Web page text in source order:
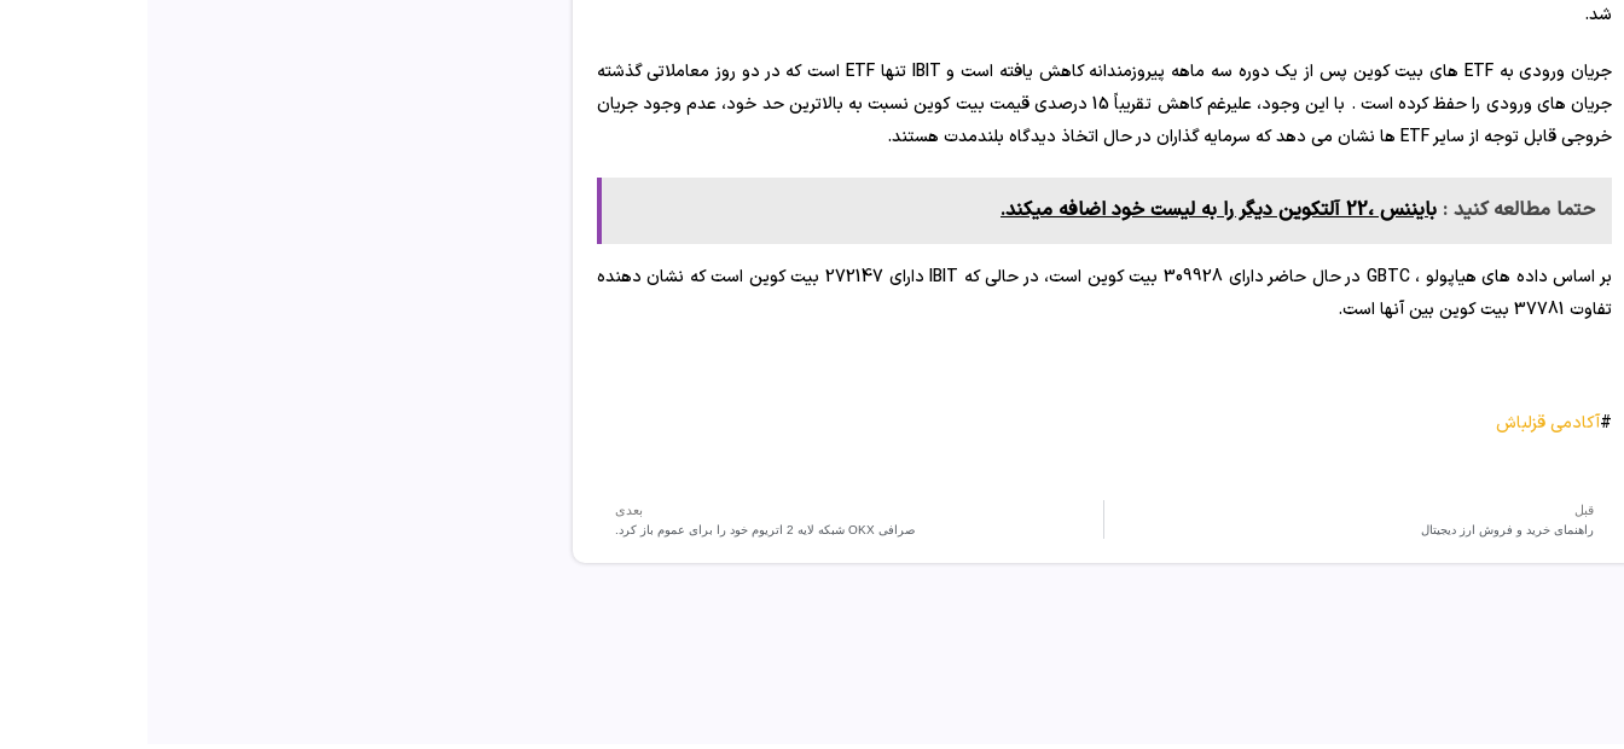
شد.
جریان ورودی به ETF های بیت کوین پس از یک دوره سه ماهه پیروزمندانه کاهش یافته است و IBIT تنها ETF است که در دو روز معاملاتی گذشته
جریان های ورودی را حفظ کرده است . با این وجود، علیرغم کاهش تقریباً 15 درصدی قیمت بیت کوین نسبت به بالاترین حد خود، عدم وجود جریان
خروجی قابل توجه از سایر ETF ها نشان می دهد که سرمایه گذاران در حال اتخاذ دیدگاه بلندمدت هستند.
حتما مطالعه کنید : بایننس ،22 آلتکوین دیگر را به لیست خود اضافه میکند.
بر اساس داده های هیاپولو ، GBTC در حال حاضر دارای 309928 بیت کوین است، در حالی که IBIT دارای 272147 بیت کوین است که نشان دهنده
تفاوت 37781 بیت کوین بین آنها است.
#آکادمی قزلباش
قبل
راهنمای خرید و فروش ارز دیجیتال
بعدی
صرافی OKX شبکه لایه 2 اتریوم خود را برای عموم باز کرد.